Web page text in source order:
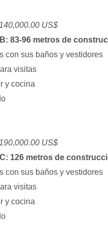
US$
83-96 metros de
con sus baños y vestidores
visitas
y cocina
US$
126 metros de
con sus baños y vestidores
visitas
y cocina